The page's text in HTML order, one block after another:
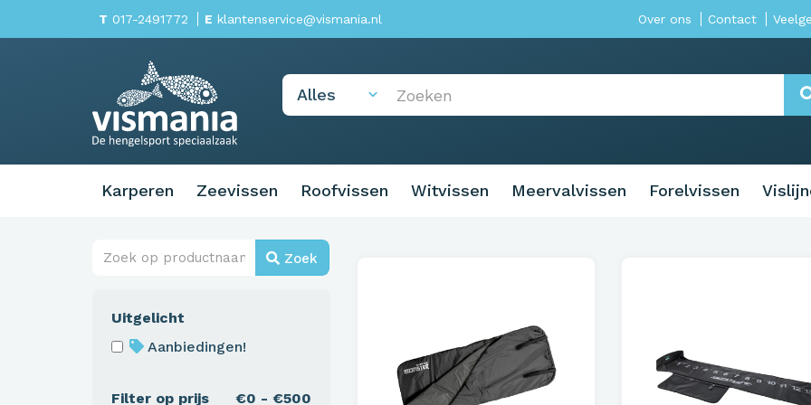
T 017-2491772 E klantenservice@vismania.nl Over ons Contact
Karperen Zeevissen Roofvissen Witvissen Meervalvissen Forelvissen
Zoek
Uitgelicht
Aanbiedingen!
€0 - €500
Filter op prijs